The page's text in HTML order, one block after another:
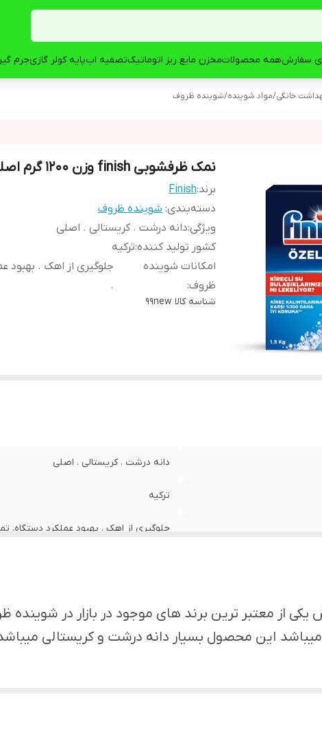
سفارشهمه محصولاتمخزن مایع ریز اتوماتیکتصفیه ابپایه کولر گازیجرم
خانگی/مواد شوینده/شوینده ظروف
نمک ظرفشوبی finish وزن ۱۲۰۰ گرم اصلی
برند:Finish
دسته‌بندی: شوینده ظروف
ویژگی:دانه درشت . کریستالی . اصلی
کشور تولید کننده:ترکیه
امکانات شوینده
ظروف:
جلوگیری از اهک . بهبود
.
شناسه کالا 99new
دانه درشت . کریستالی . اصلی
ترکیه
جلوگیری از اهک . بهبود عملکرد دستگاه.
یکی از معتبر ترین برند های موجود در بازار در
این محصول بسیار دانه درشت و کریستالی